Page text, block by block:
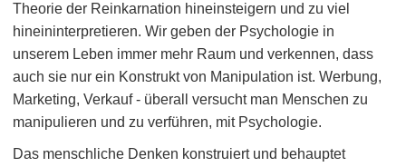
Theorie der Reinkarnation hineinsteigern und zu viel
hineininterpretieren. Wir geben der Psychologie in
unserem Leben immer mehr Raum und verkennen, dass
auch sie nur ein Konstrukt von Manipulation ist. Werbung,
Marketing, Verkauf - überall versucht man Menschen zu
manipulieren und zu verführen, mit Psychologie.
Das menschliche Denken konstruiert und behauptet